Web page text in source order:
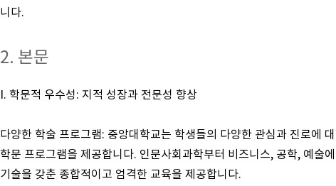
니다.
2. 본문
I. 학문적 우수성: 지적 성장과 전문성 향상
다양한 학술 프로그램: 중앙대학교는 학생들의 다양한 관심과 진로에
학문 프로그램을 제공합니다. 인문사회과학부터 비즈니스, 공학, 예술
기술을 갖춘 종합적이고 엄격한 교육을 제공합니다.